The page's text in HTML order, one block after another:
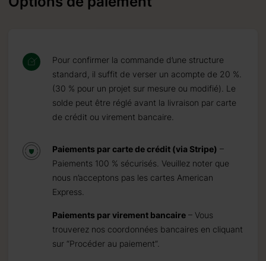
Pour confirmer la commande d’une structure
standard, il suffit de verser un acompte de 20 %.
(30 % pour un projet sur mesure ou modifié). Le
solde peut être réglé avant la livraison par carte
de crédit ou virement bancaire.
Paiements par carte de crédit (via Stripe) –
Paiements 100 % sécurisés. Veuillez noter que
nous n’acceptons pas les cartes American
Express.
Paiements par virement bancaire – Vous
trouverez nos coordonnées bancaires en cliquant
sur “Procéder au paiement”.